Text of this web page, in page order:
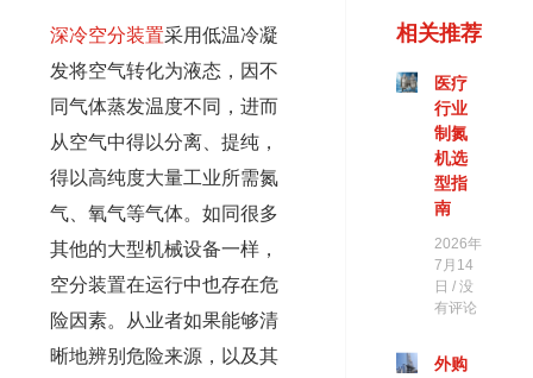
深冷空分装置采用低温冷凝
发将空气转化为液态，因不
同气体蒸发温度不同，进而
从空气中得以分离、提纯，
得以高纯度大量工业所需氮
气、氧气等气体。如同很多
其他的大型机械设备一样，
空分装置在运行中也存在危
险因素。从业者如果能够清
晰地辨别危险来源，以及其
相关推荐
医疗
行业
制氮
机选
型指
南
2026年
7月14
日 没
有评论
外购